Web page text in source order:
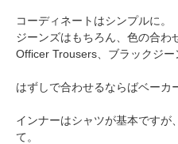
コーディネートはシンプルに。
ジーンズはもちろん、色の合わ
Officer Trousers、ブラックジー
はずしで合わせるならばベーカ
インナーはシャツが基本ですが
て。